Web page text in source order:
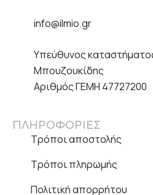
info@ilmio.gr
Υπεύθυνος
Μπουζουκίδης
Αριθμός ΓΕΜΗ 47727200
ΠΛΗΡΟΦΟΡΙΕΣ
Τρόποι αποστολής
Τρόποι πληρωμής
Πολιτική απορρήτου